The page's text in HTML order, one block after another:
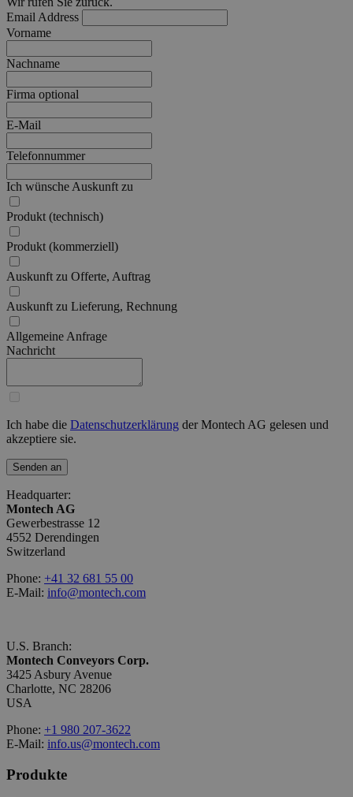
Email Address
Vorname
Nachname
Firma optional
E-Mail
Telefonnummer
Ich wünsche Auskunft zu
Produkt (technisch)
Produkt (kommerziell)
Auskunft zu Offerte, Auftrag
Auskunft zu Lieferung, Rechnung
Allgemeine Anfrage
Nachricht
Ich habe die Datenschutzerklärung der Montech AG gelesen und
akzeptiere sie.
Senden an
Headquarter:
Montech AG
Gewerbestrasse 12
4552 Derendingen
Switzerland
Phone: +41 32 681 55 00
E-Mail: info@montech.com
U.S. Branch:
Montech Conveyors Corp.
3425 Asbury Avenue
Charlotte, NC 28206
USA
Phone: +1 980 207-3622
E-Mail: info.us@montech.com
Produkte